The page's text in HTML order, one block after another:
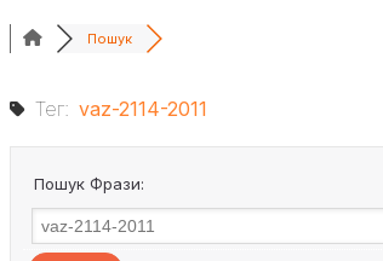
Пошук
Тег: vaz-2114-2011
Пошук Фрази: